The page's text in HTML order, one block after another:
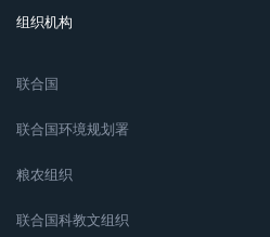
组织机构
联合国
联合国环境规划署
粮农组织
联合国科教文组织